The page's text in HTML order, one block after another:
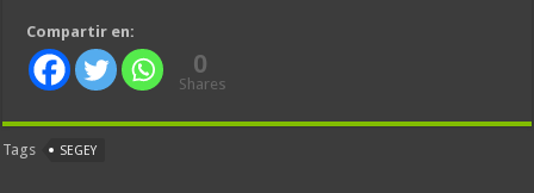
Compartir en:
0
Shares
Tags SEGEY